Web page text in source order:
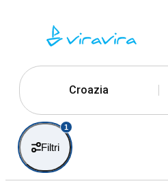
Croazia
Filtri
1